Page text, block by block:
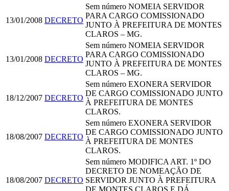
13/01/2008 DECRETO
Sem número NOMEIA SERVIDOR
PARA CARGO COMISSIONADO
JUNTO À PREFEITURA DE MONTES
CLAROS – MG.
13/01/2008 DECRETO
Sem número NOMEIA SERVIDOR
PARA CARGO COMISSIONADO
JUNTO À PREFEITURA DE MONTES
CLAROS – MG.
18/12/2007 DECRETO
Sem número EXONERA SERVIDOR
DE CARGO COMISSIONADO JUNTO
À PREFEITURA DE MONTES
CLAROS.
18/08/2007 DECRETO
Sem número EXONERA SERVIDOR
DE CARGO COMISSIONADO JUNTO
À PREFEITURA DE MONTES
CLAROS.
18/08/2007 DECRETO
Sem número MODIFICA ART. 1º DO
DECRETO DE NOMEAÇÃO DE
SERVIDOR JUNTO À PREFEITURA
DE MONTES CLAROS E DÁ